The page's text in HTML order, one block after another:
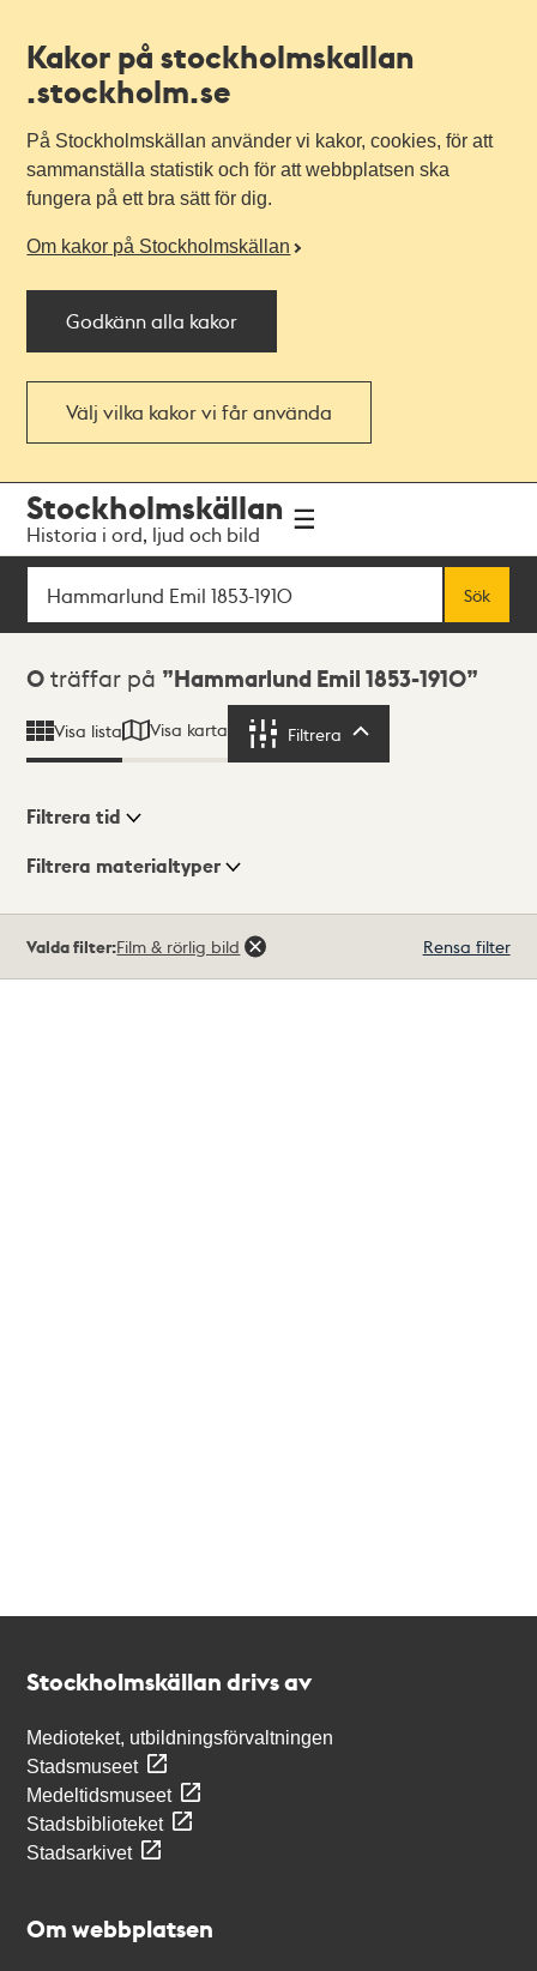
Kakor på stockholmskallan
.stockholm.se
På Stockholmskällan använder vi kakor, cookies, för att
sammanställa statistik och för att webbplatsen ska
fungera på ett bra sätt för dig.
Om kakor på Stockholmskällan
Godkänn alla kakor
Välj vilka kakor vi får använda
navigationen
huvudinnehållet
Stockholmskällan
Historia i ord, ljud och bild
Sök
Sök
Sökresultat
0 träffar på Hammarlund Emil 1853-1910
Visa lista Visa karta Filtrera
Visningsläge
Filtrera tid
Filtrera materialtyper
träffar
Valda filter:Film & rörlig bild Rensa filter
Stockholmskällan drivs av
Medioteket, utbildningsförvaltningen
Stadsmuseet
Medeltidsmuseet
Stadsbiblioteket
Stadsarkivet
Om webbplatsen